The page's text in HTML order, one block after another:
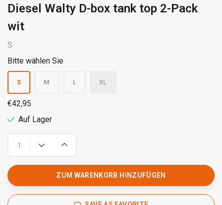
Diesel Walty D-box tank top 2-Pack
wit
S
Bitte wählen Sie
S M L XL
€42,95
Auf Lager
ZUM WARENKORB HINZUFÜGEN